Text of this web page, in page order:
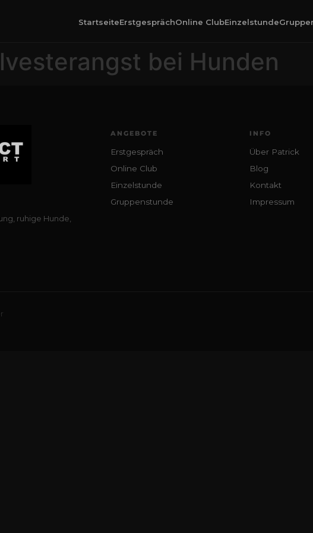
StartseiteErstgesprächOnline ClubEinzelstunde
bei Hunden
ruhige Hunde,
ANGEBOTE
Erstgespräch
Online Club
Einzelstunde
Gruppenstunde
INFO
Über Patrick
Blog
Kontakt
Impressum